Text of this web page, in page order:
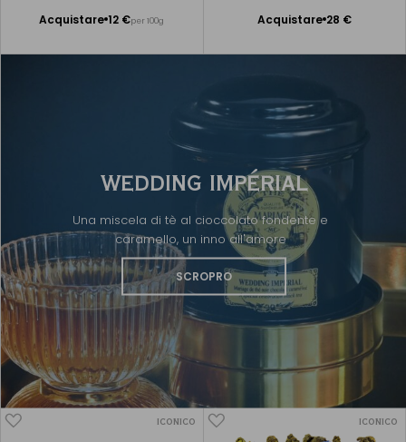
Acquistare 12 €per 100g
Aggiungere
Acquistare 28 €
Aggiungere
WEDDING IMPÉRIAL
Una miscela di tè al cioccolato fondente e
caramello, un inno all'amore
SCROPRO
ICONICO ICONICO